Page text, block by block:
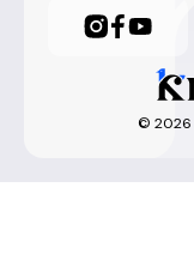
© 2026